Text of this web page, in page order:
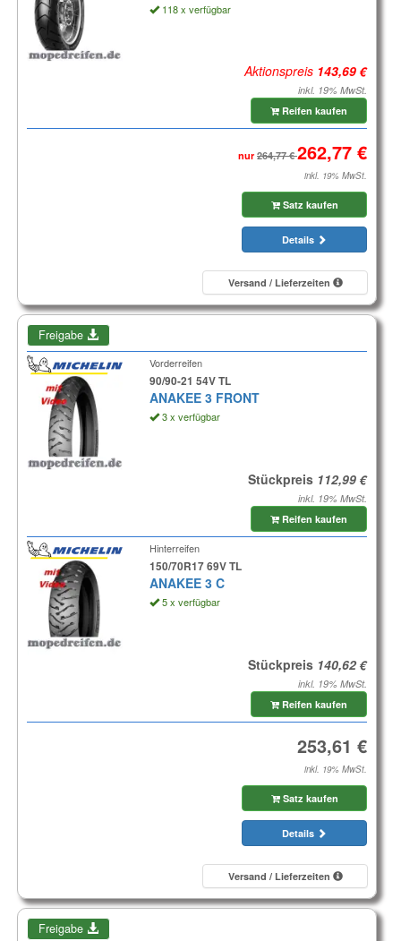
118 x verfügbar
Aktionspreis
inkl. 19% MwSt.
Reifen kaufen
nur
inkl. 19% MwSt.
Satz kaufen
Details
Versand / Lieferzeiten
Freigabe
Vorderreifen
90/90-21 54V TL
ANAKEE 3 FRONT
3 x verfügbar
Stückpreis
inkl. 19% MwSt.
Reifen kaufen
Hinterreifen
150/70R17 69V TL
ANAKEE 3 C
5 x verfügbar
Stückpreis
inkl. 19% MwSt.
Reifen kaufen
inkl. 19% MwSt.
Satz kaufen
Details
Versand / Lieferzeiten
Freigabe